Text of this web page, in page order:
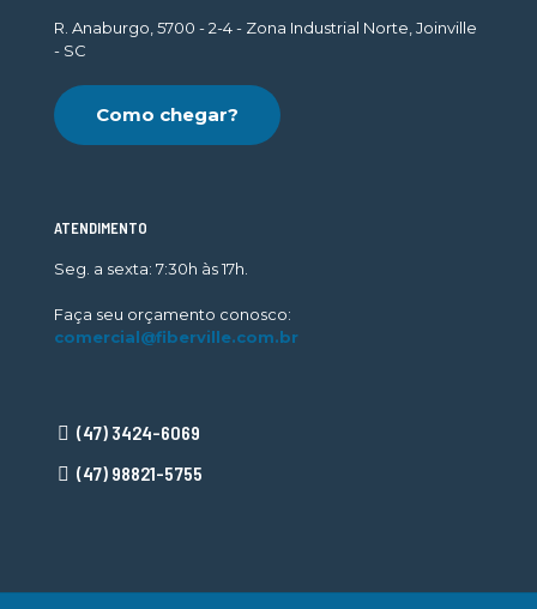
R. Anaburgo, 5700 - 2-4 - Zona Industrial Norte, Joinville
- SC
Como chegar?
ATENDIMENTO
Seg. a sexta: 7:30h às 17h.
Faça seu orçamento conosco:
comercial@fiberville.com.br
(47) 3424-6069
(47) 98821-5755